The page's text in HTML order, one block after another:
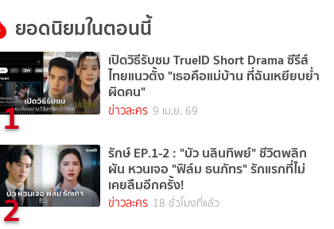
ยอดนิยมในตอนนี้
1
เปิดวิธีรับชม TrueID Short Drama ซีรีส์
ไทยแนวตั้ง "เธอคือแม่บ้าน ที่ฉันเหยียบย่ำ
ผิดคน"
ข่าวละคร 9 เม.ย. 69
2
รักษ์ EP.1-2 : "บัว นลินทิพย์" ชีวิตพลิก
ผัน หวนเจอ "ฟิล์ม ธนภัทร" รักแรกที่ไม่
เคยลืมอีกครั้ง!
ข่าวละคร 18 ชั่วโมงที่แล้ว